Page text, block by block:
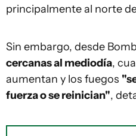
principalmente al norte
Sin embargo, desde
cercanas al mediodía,
aumentan y los fuegos
fuerza o se reinician",